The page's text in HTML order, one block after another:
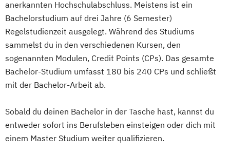
Social Media
anerkannten Hochschulabschluss. Meistens ist ein
Bachelorstudium auf drei Jahre (6 Semester)
Regelstudienzeit ausgelegt. Während des Studiums
sammelst du in den verschiedenen Kursen, den
sogenannten Modulen, Credit Points (CPs). Das gesamte
Bachelor-Studium umfasst 180 bis 240 CPs und schließt
mit der Bachelor-Arbeit ab.
Sobald du deinen Bachelor in der Tasche hast, kannst du
entweder sofort ins Berufsleben einsteigen oder dich mit
einem Master Studium weiter qualifizieren.